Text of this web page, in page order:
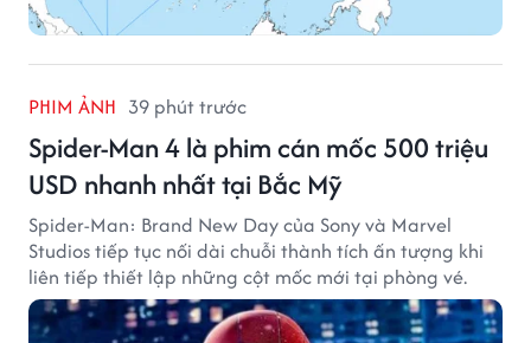
PHIM ẢNH 39 phút trước
Spider-Man 4 là phim cán mốc 500 triệu
USD nhanh nhất tại Bắc Mỹ
Spider-Man: Brand New Day của Sony và Marvel
Studios tiếp tục nối dài chuỗi thành tích ấn tượng khi
liên tiếp thiết lập những cột mốc mới tại phòng vé.